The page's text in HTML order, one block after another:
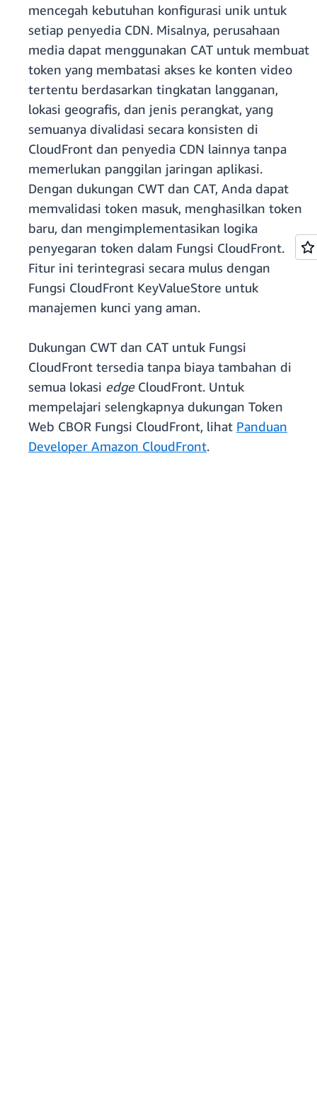
mencegah kebutuhan konfigurasi unik untuk
setiap penyedia CDN. Misalnya, perusahaan
media dapat menggunakan CAT untuk membuat
token yang membatasi akses ke konten video
tertentu berdasarkan tingkatan langganan,
lokasi geografis, dan jenis perangkat, yang
semuanya divalidasi secara konsisten di
CloudFront dan penyedia CDN lainnya tanpa
memerlukan panggilan jaringan aplikasi.
Dengan dukungan CWT dan CAT, Anda dapat
memvalidasi token masuk, menghasilkan token
baru, dan mengimplementasikan logika
penyegaran token dalam Fungsi CloudFront.
Fitur ini terintegrasi secara mulus dengan
Fungsi CloudFront KeyValueStore untuk
manajemen kunci yang aman.
Dukungan CWT dan CAT untuk Fungsi
CloudFront tersedia tanpa biaya tambahan di
semua lokasi edgeCloudFront. Untuk
mempelajari selengkapnya dukungan Token
Web CBOR Fungsi CloudFront, lihat Panduan
Developer Amazon CloudFront.